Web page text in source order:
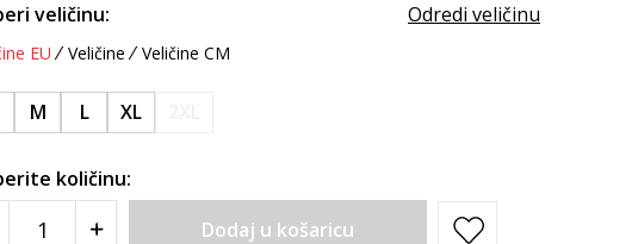
veličinu: Odredi veličinu
EU Veličine Veličine CM
M L XL
količinu:
Dodaj u košaricu